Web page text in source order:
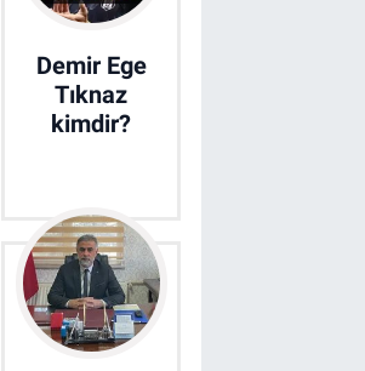
Demir Ege
Tıknaz
kimdir?